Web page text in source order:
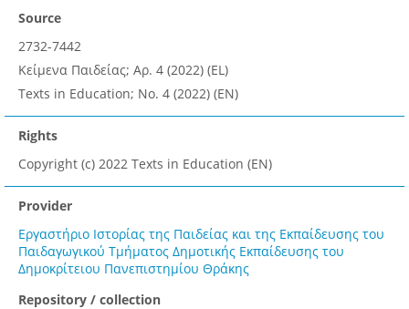
Source
2732-7442
Κείμενα Παιδείας; Αρ. 4 (2022) (EL)
Texts in Education; No. 4 (2022) (EN)
Rights
Copyright (c) 2022 Texts in Education (EN)
Provider
Εργαστήριο Ιστορίας της Παιδείας και της Εκπαίδευσης του
Παιδαγωγικού Τμήματος Δημοτικής Εκπαίδευσης του
Δημοκρίτειου Πανεπιστημίου Θράκης
Repository / collection